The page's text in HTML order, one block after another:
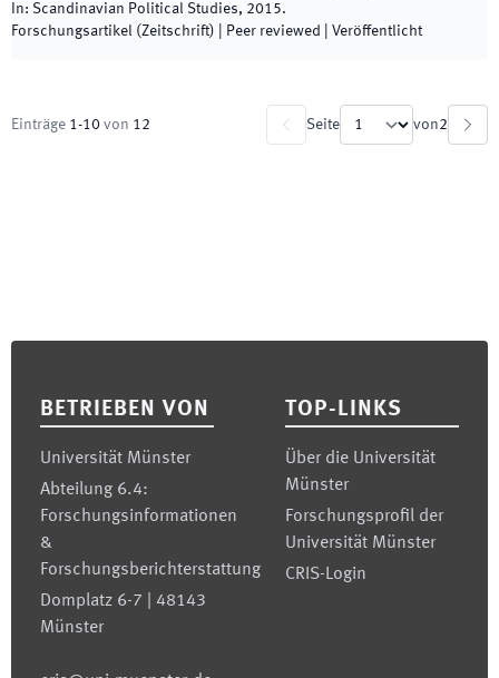
In: Scandinavian Political Studies, 2015.
Forschungsartikel (Zeitschrift) | Peer reviewed Veröffentlicht
Einträge 1-10 von 12 Seite von2
BETRIEBEN VON
Universität Münster
Abteilung 6.4:
Forschungsinformationen
&
Forschungsberichterstattung
Domplatz 6-7 | 48143
Münster
TOP-LINKS
Über die Universität
Münster
Forschungsprofil der
Universität Münster
CRIS-Login